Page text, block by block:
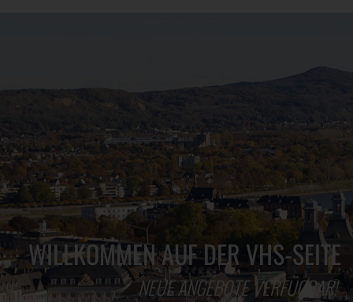
WILLKOMMEN AUF DER VHS-SEITE
NEUE ANGEBOTE VERFÜGBAR!